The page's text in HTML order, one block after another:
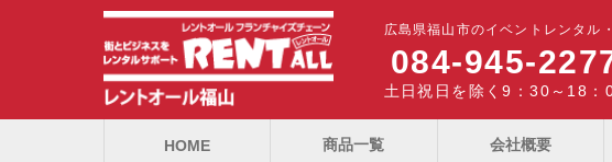
広島県福山市のイベントレンタル
084-945-
土日祝日を除く9：30～18：
HOME 商品一覧 会社概要